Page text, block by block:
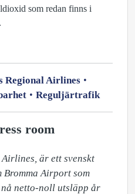
som redan finns i
Regional Airlines
Reguljärtrafik
room
är ett svenskt
Bromma Airport som
netto-noll utsläpp år